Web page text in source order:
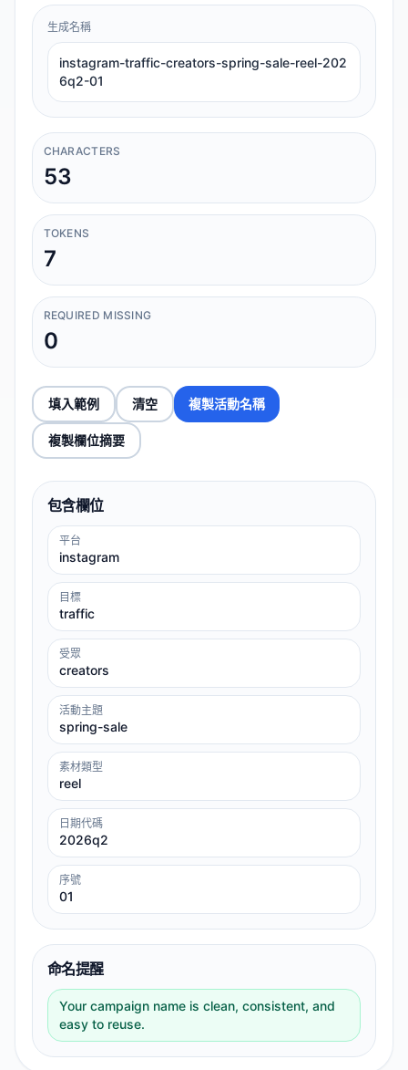
生成名稱
instagram-traffic-creators-spring-sale-reel-202
6q2-01
CHARACTERS
53
TOKENS
7
REQUIRED MISSING
0
填入範例 清空 複製活動名稱
複製欄位摘要
包含欄位
平台
instagram
目標
traffic
受眾
creators
活動主題
spring-sale
素材類型
reel
日期代碼
2026q2
序號
01
命名提醒
Your campaign name is clean, consistent, and
easy to reuse.